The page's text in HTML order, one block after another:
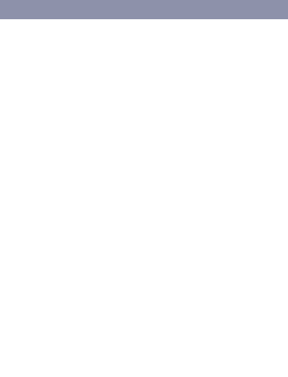
学“RCCSE中国核心学术期刊